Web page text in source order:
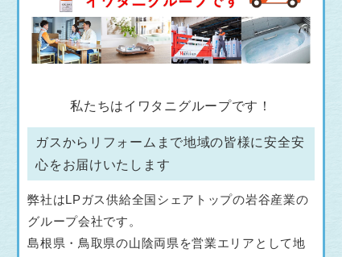
私たちはイワタニグループです！
ガスからリフォームまで地域の皆様に安全安
心をお届けいたします
弊社はLPガス供給全国シェアトップの岩谷産業の
グループ会社です。
島根県・鳥取県の山陰両県を営業エリアとして地